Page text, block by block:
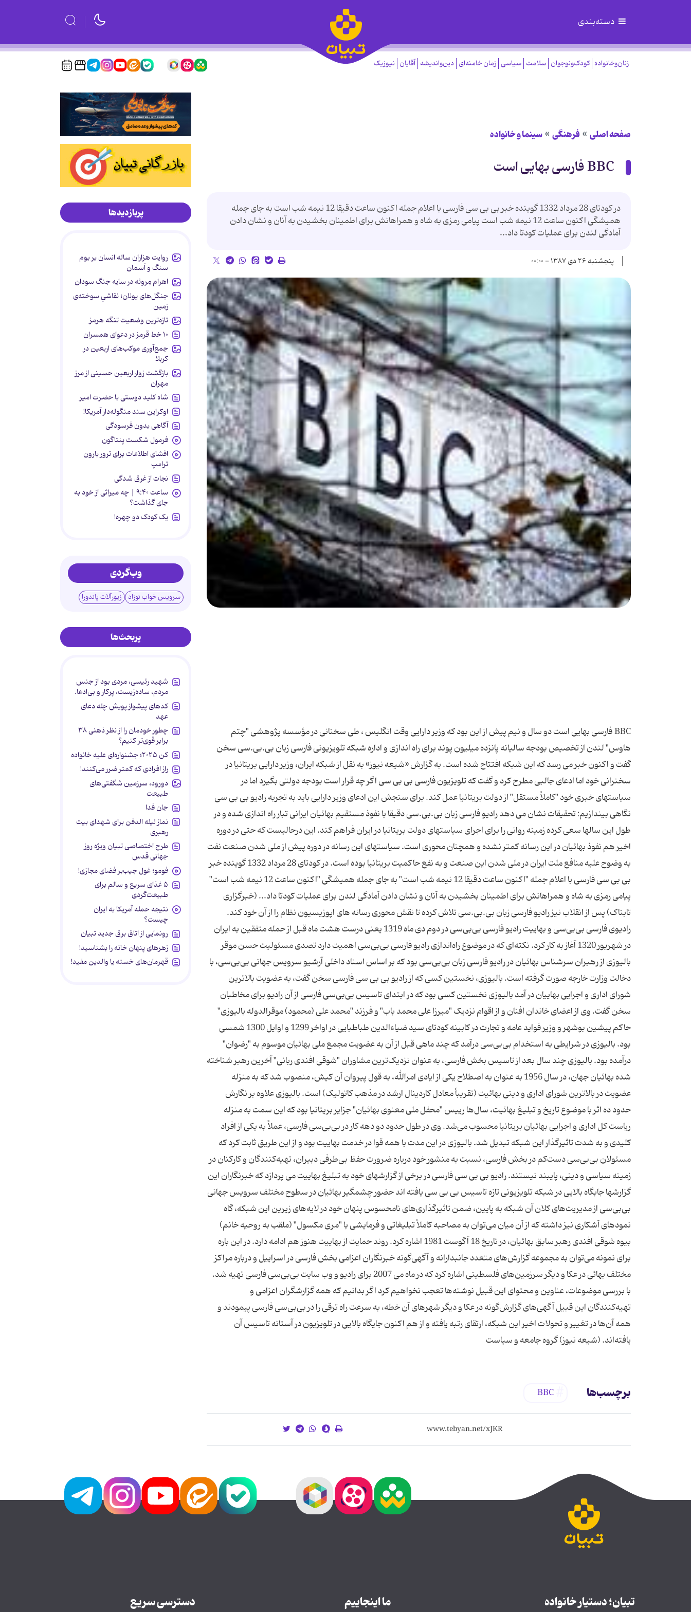
دسته‌بندی
زنان‌وخانواده کودک‌ونوجوان سلامت سیاسی زمان خامنه‌ای دین‌واندیشه آقایان نیوزیک
صفحه اصلی فرهنگی سینما و خانواده
BBC فارسی بهایی است
در کودتای 28 مرداد 1332 گوینده خبر بی بی سی فارسی با اعلام جمله اکنون ساعت دقیقا 12 نیمه شب است به جای جمله
همیشگی اکنون ساعت 12 نیمه شب است پیامی رمزی به شاه و همراهانش برای اطمینان بخشیدن به آنان و نشان دادن
آمادگی لندن برای عملیات کودتا داد...
پنجشنبه ۲۶ دی ۱۳۸۷ - ۰۰:۰۰
BBC فارسی بهایی است دو سال و نیم پیش از این بود که وزیر دارایی وقت انگلیس ، طی سخنانی در مؤسسه پژوهشی "چتم
هاوس" لندن از تخصیص بودجه سالیانه پانزده میلیون پوند برای راه اندازی و اداره شبکه تلویزیونی فارسی زبان بی.بی.سی سخن
گفت و اکنون خبر می رسد که این شبکه افتتاح شده است. به گزارش «شیعه نیوز» به نقل از شبکه ایران، وزیر دارایی بریتانیا در
سخنرانی خود اما ادعای جالبی مطرح کرد و گفت که تلویزیون فارسی بی بی سی اگر چه قرار است بودجه دولتی بگیرد اما در
سیاستهای خبری خود "کاملاً مستقل" از دولت بریتانیا عمل کند. برای سنجش این ادعای وزیر دارایی باید به تجربه رادیو بی بی سی
نگاهی بیندازیم: تحقیقات نشان می دهد رادیو فارسی زبان بی.بی.سی دقیقا با نفوذ مستقیم بهائیان ایرانی تبار راه اندازی شده و در
طول این سالها سعی کرده زمینه روانی را برای اجرای سیاستهای دولت بریتانیا در ایران فراهم کند. این درحالیست که حتی در دوره
اخیر هم نفوذ بهائیان در این رسانه کمتر نشده و همچنان محوری است. سیاستهای این رسانه در دوره پیش از ملی شدن صنعت نفت
به وضوح علیه منافع ملت ایران در ملی شدن این صنعت و به نفع حاکمیت بریتانیا بوده است. در کودتای 28 مرداد 1332 گوینده خبر
بی بی سی فارسی با اعلام جمله "اکنون ساعت دقیقا 12 نیمه شب است" به جای جمله همیشگی "اکنون ساعت 12 نیمه شب است"
پیامی رمزی به شاه و همراهانش برای اطمینان بخشیدن به آنان و نشان دادن آمادگی لندن برای عملیات کودتا داد... (خبرگزاری
تابناک) پس از انقلاب نیز رادیو فارسی زبان بی.بی.سی تلاش کرده تا نقش محوری رسانه های اپوزیسیون نظام را از آن خود کند.
رادیوی فارسی بی‌بی‌سی و بهاییت رادیو فارسی بی‌بی‌سی در دوم دی ماه 1319 یعنی درست هشت ماه قبل از حمله متفقین به ایران
در شهریور 1320 آغاز به کار کرد. نکته‌ای که در موضوع راه‌اندازی رادیو فارسی بی‌بی‌سی اهمیت دارد تصدی مسئولیت حسن موقر
بالیوزی از رهبران سرشناس بهائیان در رادیو فارسی زبان بی‌بی‌سی بود که بر اساس اسناد داخلی آرشیو سرویس جهانی بی‌بی‌سی، با
دخالت وزارت خارجه صورت گرفته است. بالیوزی، نخستین کسی که از رادیو بی بی سی فارسی سخن گفت، به عضویت بالاترین
شورای اداری و اجرایی بهاییان در آمد بالیوزی نخستین کسی بود که در ابتدای تاسیس بی‌بی‌سی فارسی از آن رادیو برای مخاطبان
سخن گفت. وی از اعضای خاندان افنان و از اقوام نزدیک "میرزا علی محمد باب" و فرزند "محمد علی (محمود) موقرالدوله بالیوزی"
حاکم پیشین بوشهر و وزیر فواید عامه و تجارت در کابینه کودتای سید ضیاءالدین طباطبایی در اواخر 1299 و اوایل 1300 شمسی
بود. بالیوزی در شرایطی به استخدام بی‌بی‌سی درآمد که چند ماهی قبل از آن به عضویت مجمع ملی بهائیان موسوم به "رضوان"
درآمده بود. بالیوزی چند سال بعد از تاسیس بخش فارسی، به عنوان نزدیک‌ترین مشاوران "شوقی افندی ربانی" آخرین رهبر شناخته
شده بهائیان جهان، در سال 1956 به عنوان به اصطلاح یکی از ایادی امرالله، به قول پیروان آن کیش، منصوب شد که به منزله
عضویت در بالاترین شورای اداری و دینی بهائیت (تقریباً معادل کاردینال ارشد در مذهب کاتولیک) است. بالیوزی علاوه بر نگارش
حدود ده اثر با موضوع تاریخ و تبلیغ بهائیت، سال‌ها رییس "محفل ملی معنوی بهائیان" جزایر بریتانیا بود که این سمت به منزله
ریاست کل اداری و اجرایی بهائیان بریتانیا محسوب می‌شد. وی در طول حدود دو دهه کار در بی‌بی‌سی فارسی، عملاً به یکی از افراد
کلیدی و به شدت تاثیرگذار این شبکه تبدیل شد. بالیوزی در این مدت با همه قوا در خدمت بهاییت بود و از این طریق ثابت کرد که
مسئولان بی‌بی‌سی دست‌کم در بخش فارسی، نسبت به منشور خود درباره ضرورت حفظ بی‌طرفی دبیران، تهیه‌کنندگان و کارکنان در
زمینه سیاسی و دینی، پایبند نیستند. رادیو بی بی سی فارسی در برخی از گزارشهای خود به تبلیغ بهاییت می پردازد که خبرنگاران این
گزارشها جابگاه بالایی در شبکه تلویزیونی تازه تاسیس بی بی سی یافته اند حضور چشمگیر بهائیان در سطوح مختلف سرویس جهانی
بی‌بی‌سی از مدیریت‌های کلان آن شبکه به پایین، ضمن تاثیرگذاری‌های نامحسوس پنهان خود در لایه‌های زیرین این شبکه، گاه
نمودهای آشکاری نیز داشته که از آن میان می‌توان به مصاحبه کاملاً تبلیغاتی و فرمایشی با "مری مکسول" (ملقب به روحیه خانم)
بیوه شوقی افندی رهبر سابق بهائیان، در تاریخ 18 آگوست 1981 اشاره کرد. روند حمایت از بهاییت هنوز هم ادامه دارد. در این باره
برای نمونه می‌توان به مجموعه گزارش‌های متعدد جانبدارانه و آگهی‌گونه خبرنگاران اعزامی بخش فارسی در اسراییل و درباره مراکز
مختلف بهائی در عکا و دیگر سرزمین‌های فلسطینی اشاره کرد که در ماه می 2007 برای رادیو و وب سایت بی‌بی‌سی فارسی تهیه شد.
با بررسی موضوعات، عناوین و محتوای این قبیل نوشته‌ها تعجب نخواهیم کرد اگر بدانیم که همه گزارشگران اعزامی و
تهیه‌کنندگان این قبیل آگهی‌های گزارش‌گونه در عکا و دیگر شهرهای آن خطه، به سرعت راه ترقی را در بی‌بی‌سی فارسی پیمودند و
همه آن‌ها در تغییر و تحولات اخیر این شبکه، ارتقای رتبه یافته و از هم اکنون جایگاه بالایی در تلویزیون در آستانه تاسیس آن
یافته‌اند. (شیعه نیوز) گروه جامعه و سیاست
برچسب‌ها BBC
پربازدیدها
روایت هزاران ساله انسان بر بوم
سنگ و آسمان
اهرام مِروئه در سایه جنگ سودان
جنگل‌های یونان؛ نقاشیِ سوخته‌ی
زمین
تازه‌ترین وضعیت تنگه هرمز
۱۰ خط قرمز در دعوای همسران
جمع‌آوری موکب‌های اربعین در
کربلا
بازگشت زوار اربعین حسینی از مرز
مهران
شاه کلید دوستی با حضرت امیر
اوکراین سند منگوله‌دار آمریکا!
آگاهی بدون فرسودگی
فرمول شکست پنتاگون
افشای اطلاعات برای ترور بارون
ترامپ
نجات از غرق شدگی
ساعت ۹:۴۰ | چه میراثی از خود به
جای گذاشت؟
یک کودک دو چهره!
وب‌گردی
سرویس خواب نوزاد زیورآلات پاندورا
پربحث‌ها
شهید رئیسی، مردی بود از جنس
مردم، ساده‌زیست، پرکار و بی‌ادعا.
کدهای پیشواز پویش چله دعای
عهد
چطور خودمان را از نظر ذهنی ۳۸
برابر قوی‌تر کنیم؟
کن ۲۰۲۵؛ جشنواره‌ای علیه خانواده
راز افرادی که کمتر ضرر می‌کنند!
دورود، سرزمین شگفتی‌های
طبیعت
جان فدا
نماز لیله الدفن برای شهدای بیت
رهبری
طرح اختصاصی تبیان ویژه روز
جهانی قدس
فومو؛ غول جیب‌بر فضای مجازی!
۵ غذای سریع و سالم برای
طبیعت‌گردی
نتیجه حمله آمریکا به ایران
چیست؟
رونمایی از اتاق برق جدید تبیان
زهرهای پنهان خانه را بشناسید!
قهرمان‌های خسته یا والدین مفید!
تبیان؛ دستیار خانواده ما اینجاییم دسترسی سریع